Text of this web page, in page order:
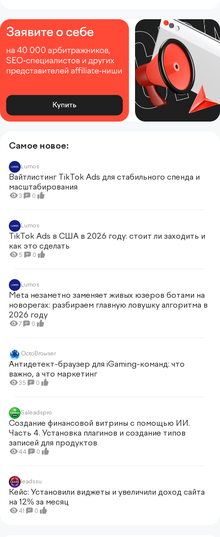
Самое новое:
Lumos
Вайтлистинг TikTok Ads для стабильного спенда и
масштабирования
3 0
Lumos
TikTok Ads в США в 2026 году: стоит ли заходить и
как это сделать
5 0
Lumos
Meta незаметно заменяет живых юзеров ботами на
новорегах: разбираем главную ловушку алгоритма в
2026 году
7 0
OctoBrowser
Антидетект-браузер для iGaming-команд: что
важно, а что маркетинг
35 0
Saleadspro
Создание финансовой витрины с помощью ИИ.
Часть 4. Установка плагинов и создание типов
записей для продуктов
44 0
leadssu
Кейс: Установили виджеты и увеличили доход сайта
на 12% за месяц
41 0